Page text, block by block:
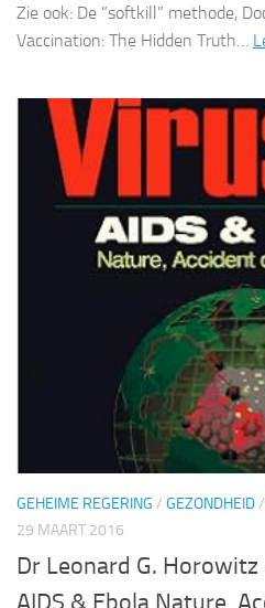
Zie ook: De “softkill” methode,
Vaccination: The Hidden Truth…
GEHEIME REGERING / GEZONDHEID/
29 MAART 2016
Dr Leonard G.
AIDS & Ebola Nature,